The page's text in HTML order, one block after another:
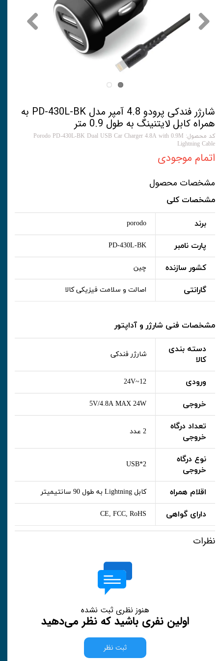
شارژر فندکی پرودو 4.8 آمپر مدل PD-430L-BK به
همراه کابل لایتنینگ به طول 0.9 متر
کد محصول: Porodo PD-430L-BK Dual USB Car Charger 4.8A with 0.9M
Lightning Cable
اتمام موجودی
مشخصات محصول
مشخصات کلی
برند porodo
پارت نامبر PD-430L-BK
کشور سازنده چین
گارانتی اصالت و سلامت فیزیکی کالا
مشخصات فنی شارژر و آداپتور
دسته بندی
کالا
شارژر فندکی
ورودی 12~24V
خروجی 5V/4.8A MAX 24W
تعداد درگاه
خروجی
2 عدد
نوع درگاه
خروجی
USB*2
اقلام همراه کابل Lightning به طول 90 سانتیمیتر
دارای گواهی CE, FCC, RoHS
نظرات
هنوز نظری ثبت نشده
اولین نفری باشید که نظر می‌دهید
ثبت نظر